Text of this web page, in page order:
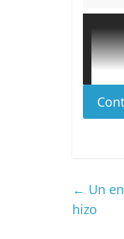
← Un
hizo